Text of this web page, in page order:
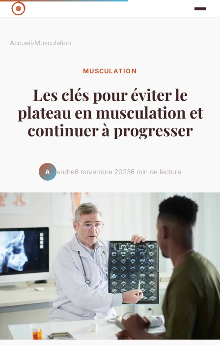
Accueil›Musculation
MUSCULATION
Les clés pour éviter le
plateau en musculation et
continuer à progresser
A andré6 novembre 20236 min de lecture